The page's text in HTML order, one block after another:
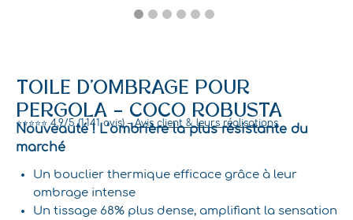
TOILE D’OMBRAGE POUR
PERGOLA – COCO ROBUSTA
⭐⭐⭐⭐⭐ 4,9/5 (1 141 avis) –Avis client & leurs réalisations
Nouveauté ! L’ombrière la plus résistante du
marché
Un bouclier thermique efficace grâce à leur
ombrage intense
Un tissage 68% plus dense, amplifiant la sensation